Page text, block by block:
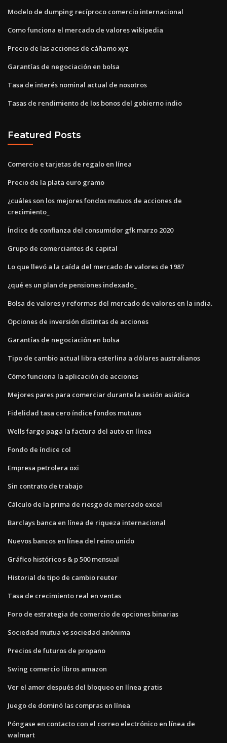
Modelo de dumping recíproco comercio internacional
Como funciona el mercado de valores wikipedia
Precio de las acciones de cáñamo xyz
Garantías de negociación en bolsa
Tasa de interés nominal actual de nosotros
Tasas de rendimiento de los bonos del gobierno indio
Featured Posts
Comercio e tarjetas de regalo en línea
Precio de la plata euro gramo
¿cuáles son los mejores fondos mutuos de acciones de
crecimiento_
Índice de confianza del consumidor gfk marzo 2020
Grupo de comerciantes de capital
Lo que llevó a la caída del mercado de valores de 1987
¿qué es un plan de pensiones indexado_
Bolsa de valores y reformas del mercado de valores en la india.
Opciones de inversión distintas de acciones
Garantías de negociación en bolsa
Tipo de cambio actual libra esterlina a dólares australianos
Cómo funciona la aplicación de acciones
Mejores pares para comerciar durante la sesión asiática
Fidelidad tasa cero índice fondos mutuos
Wells fargo paga la factura del auto en línea
Fondo de índice col
Empresa petrolera oxi
Sin contrato de trabajo
Cálculo de la prima de riesgo de mercado excel
Barclays banca en línea de riqueza internacional
Nuevos bancos en línea del reino unido
Gráfico histórico s & p 500 mensual
Historial de tipo de cambio reuter
Tasa de crecimiento real en ventas
Foro de estrategia de comercio de opciones binarias
Sociedad mutua vs sociedad anónima
Precios de futuros de propano
Swing comercio libros amazon
Ver el amor después del bloqueo en línea gratis
Juego de dominó las compras en línea
Póngase en contacto con el correo electrónico en línea de
walmart